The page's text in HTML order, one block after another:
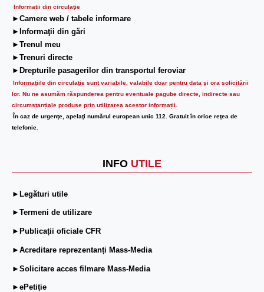
Informatii din circulaţie
►Camere web / tabele informare
►Informaţii din gări
►Trenul meu
►Trenuri directe
►Drepturile pasagerilor din transportul feroviar
Informaţiile din circulaţie sunt variabile, valabile doar pentru data şi ora solicitării
lor. Nu ne asumăm răspunderea pentru eventuale pagube directe, indirecte sau
circumstanțiale produse prin utilizarea acestor informații.
În caz de urgenţe, apelaţi numărul european unic 112. Gratuit în orice reţea de
telefonie.
INFO UTILE
►Legături utile
►Termeni de utilizare
►Publicații oficiale CFR
►Acreditare reprezentanți Mass-Media
►Solicitare acces filmare Mass-Media
►ePetiție